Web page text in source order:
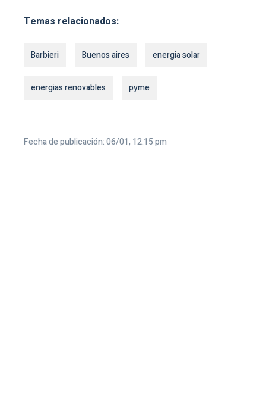
Temas relacionados:
Barbieri Buenos aires energia solar
energias renovables pyme
Fecha de publicación: 06/01, 12:15 pm